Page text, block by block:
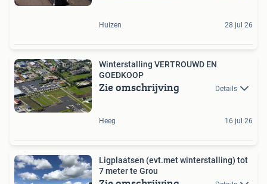
Huizen 28 jul 26
Winterstalling VERTROUWD EN
GOEDKOOP
Zie omschrijving Details
Heeg 16 jul 26
Ligplaatsen (evt.met winterstalling) tot
7 meter te Grou